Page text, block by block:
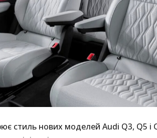
стиль нових моделей Audi Q3, Q5 і